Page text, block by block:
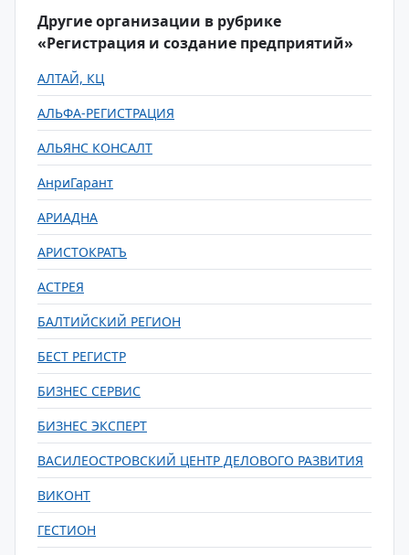
Другие организации в рубрике
«Регистрация и создание предприятий»
АЛТАЙ, КЦ
АЛЬФА-РЕГИСТРАЦИЯ
АЛЬЯНС КОНСАЛТ
АнриГарант
АРИАДНА
АРИСТОКРАТЪ
АСТРЕЯ
БАЛТИЙСКИЙ РЕГИОН
БЕСТ РЕГИСТР
БИЗНЕС СЕРВИС
БИЗНЕС ЭКСПЕРТ
ВАСИЛЕОСТРОВСКИЙ ЦЕНТР ДЕЛОВОГО РАЗВИТИЯ
ВИКОНТ
ГЕСТИОН